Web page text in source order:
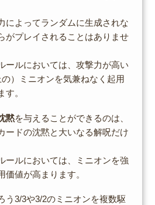
によってランダムに生成されな
がプレイされることはありませ
ールにおいては、攻撃力が高い
の）ミニオンを気兼ねなく起用
。
黙を与えることができるのは、
ードの沈黙と大いなる解呪だけ
ールにおいては、ミニオンを強
価値が高まります。
う3/3や3/2のミニオンを複数駆